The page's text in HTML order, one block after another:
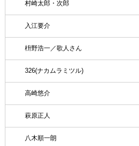
村崎太郎・次郎
入江要介
枡野浩一／歌人さん
326(ナカムラミツル)
高崎悠介
萩原正人
八木順一朗